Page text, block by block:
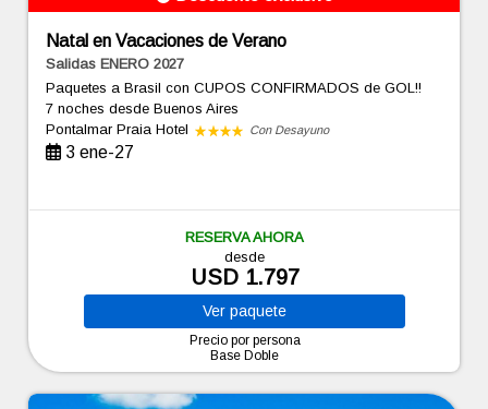
Natal en Vacaciones de Verano
Salidas ENERO 2027
Paquetes a Brasil con CUPOS CONFIRMADOS de GOL!!
7 nochesdesde Buenos Aires
Pontalmar Praia Hotel
Con Desayuno
3 ene-27
RESERVA AHORA
desde
USD 1.797
Ver paquete
Precio por persona
Base Doble